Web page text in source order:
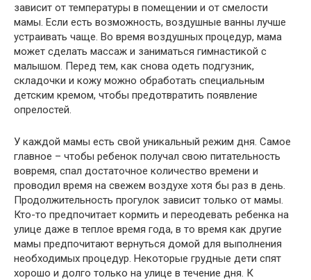
зависит от температуры в помещении и от смелости
мамы. Если есть возможность, воздушные ванны лучше
устраивать чаще. Во время воздушных процедур, мама
может сделать массаж и заниматься гимнастикой с
малышом. Перед тем, как снова одеть подгузник,
складочки и кожу можно обработать специальным
детским кремом, чтобы предотвратить появление
опрелостей.
У каждой мамы есть свой уникальный режим дня. Самое
главное – чтобы ребенок получал свою питательность
вовремя, спал достаточное количество времени и
проводил время на свежем воздухе хотя бы раз в день.
Продолжительность прогулок зависит только от мамы.
Кто-то предпочитает кормить и переодевать ребенка на
улице даже в теплое время года, в то время как другие
мамы предпочитают вернуться домой для выполнения
необходимых процедур. Некоторые грудные дети спят
хорошо и долго только на улице в течение дня. К